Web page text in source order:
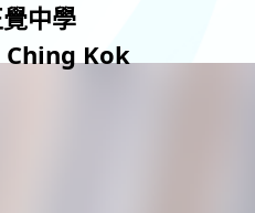
中學
Ching Kok